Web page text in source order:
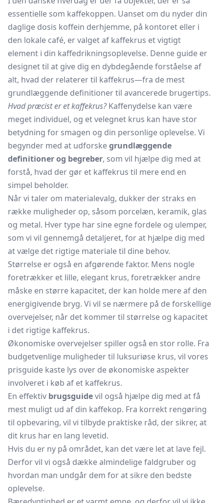
essentielle som kaffekoppen. Uanset om du nyder din
daglige dosis koffein derhjemme, på kontoret eller i
den lokale café, er valget af kaffekrus et vigtigt
element i din kaffedrikningsoplevelse. Denne guide er
designet til at give dig en dybdegående forståelse af
alt, hvad der relaterer til kaffekrus—fra de mest
grundlæggende definitioner til avancerede brugertips.
Hvad præcist er et kaffekrus?Kaffenydelse kan være
meget individuel, og et velegnet krus kan have stor
betydning for smagen og din personlige oplevelse. Vi
begynder med at udforskegrundlæggende
definitioner og begreber, som vil hjælpe dig med at
forstå, hvad der gør et kaffekrus til mere end en
simpel beholder.
Når vi taler om materialevalg, dukker der straks en
række muligheder op, såsom porcelæn, keramik, glas
og metal. Hver type har sine egne fordele og ulemper,
som vi vil gennemgå detaljeret, for at hjælpe dig med
at vælge det rigtige materiale til dine behov.
Størrelse er også en afgørende faktor. Mens nogle
foretrækker et lille, elegant krus, foretrækker andre
måske en større kapacitet, der kan holde mere af den
energigivende bryg. Vi vil se nærmere på de forskellige
overvejelser, når det kommer til størrelse og kapacitet
i det rigtige kaffekrus.
Økonomiske overvejelser spiller også en stor rolle. Fra
budgetvenlige muligheder til luksuriøse krus, vil vores
prisguide kaste lys over de økonomiske aspekter
involveret i køb af et kaffekrus.
En effektiv brugsguidevil også hjælpe dig med at få
mest muligt ud af din kaffekop. Fra korrekt rengøring
til opbevaring, vil vi tilbyde praktiske råd, der sikrer, at
dit krus har en lang levetid.
Hvis du er ny på området, kan det være let at lave fejl.
Derfor vil vi også dække almindelige faldgruber og
hvordan man undgår dem for at sikre den bedste
oplevelse.